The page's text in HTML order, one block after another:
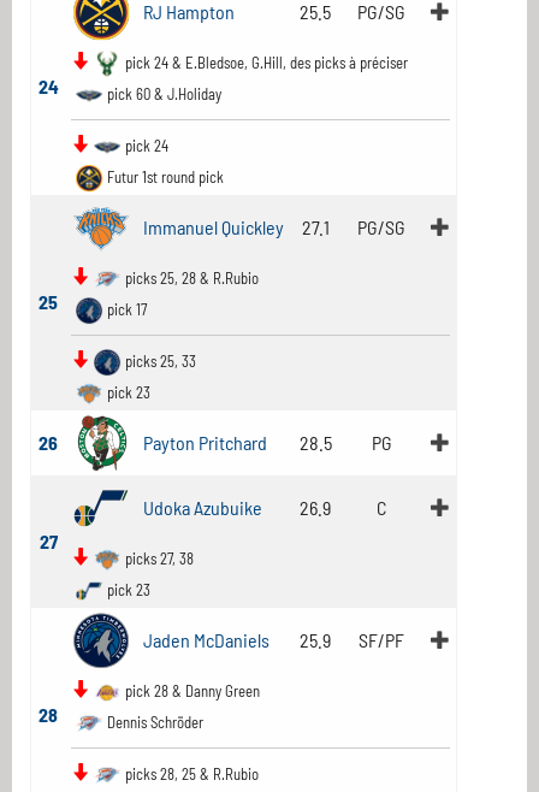
24
RJ Hampton 25.5 PG/SG
pick 24 & E.Bledsoe, G.Hill, des picks à préciser
pick 60 & J.Holiday
pick 24
Futur 1st round pick
25
Immanuel Quickley 27.1 PG/SG
picks 25, 28 & R.Rubio
pick 17
picks 25, 33
pick 23
26 Payton Pritchard 28.5 PG
27
Udoka Azubuike 26.9 C
picks 27, 38
pick 23
28
Jaden McDaniels 25.9 SF/PF
pick 28 & Danny Green
Dennis Schröder
picks 28, 25 & R.Rubio